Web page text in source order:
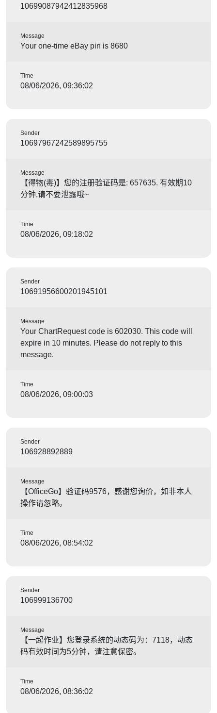
10699087942412835968
Message
Your one-time eBay pin is 8680
Time
08/06/2026, 09:36:02
Sender
10697967242589895755
Message
【得物(毒)】您的注册验证码是: 657635. 有效期10
分钟,请不要泄露哦~
Time
08/06/2026, 09:18:02
Sender
10691956600201945101
Message
Your ChartRequest code is 602030. This code will
expire in 10 minutes. Please do not reply to this
message.
Time
08/06/2026, 09:00:03
Sender
106928892889
Message
【OfficeGo】验证码9576，感谢您询价，如非本人
操作请忽略。
Time
08/06/2026, 08:54:02
Sender
106999136700
Message
【一起作业】您登录系统的动态码为：7118，动态
码有效时间为5分钟，请注意保密。
Time
08/06/2026, 08:36:02